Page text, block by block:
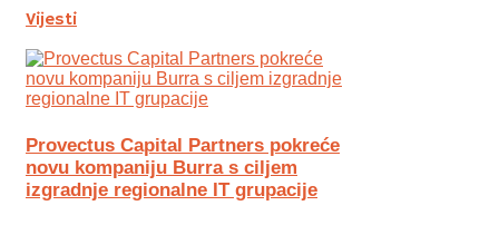
Vijesti
Provectus Capital Partners pokreće
novu kompaniju Burra s ciljem
izgradnje regionalne IT grupacije